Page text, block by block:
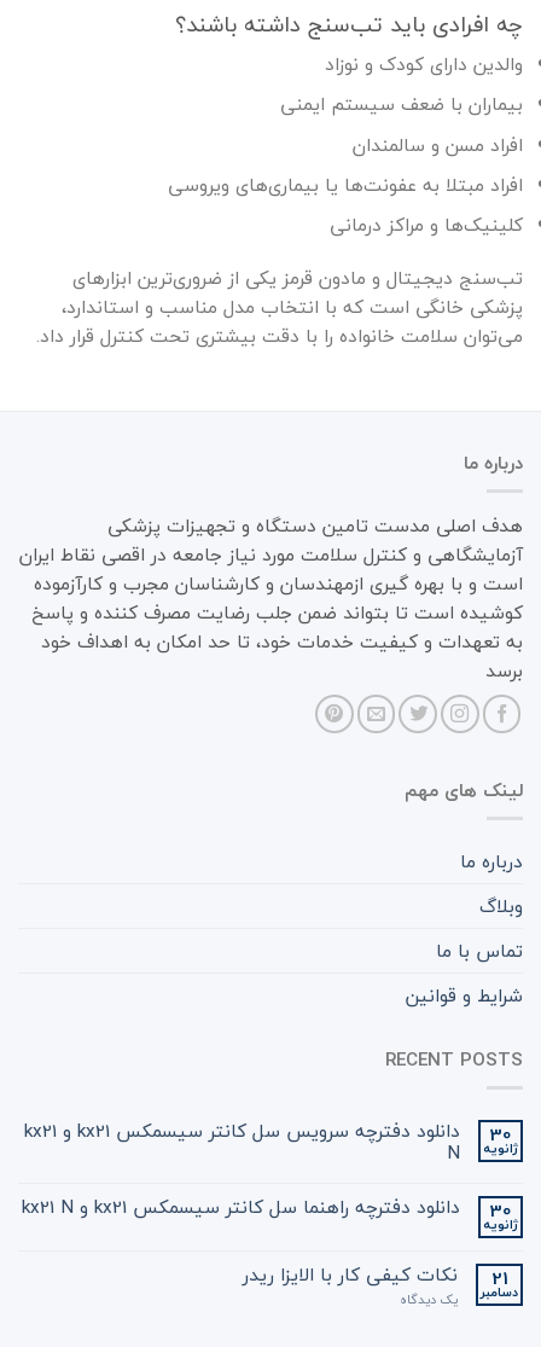
چه افرادی باید تب‌سنج داشته باشند؟
والدین دارای کودک و نوزاد
بیماران با ضعف سیستم ایمنی
افراد مسن و سالمندان
افراد مبتلا به عفونت‌ها یا بیماری‌های ویروسی
کلینیک‌ها و مراکز درمانی
تب‌سنج دیجیتال و مادون قرمز یکی از ضروری‌ترین ابزارهای
پزشکی خانگی است که با انتخاب مدل مناسب و استاندارد،
می‌توان سلامت خانواده را با دقت بیشتری تحت کنترل قرار داد.
درباره ما
هدف اصلی مدست تامین دستگاه و تجهیزات پزشکی
آزمایشگاهی و کنترل سلامت مورد نیاز جامعه در اقصی نقاط ایران
است و با بهره گیری ازمهندسان و کارشناسان مجرب و کارآزموده
کوشیده است تا بتواند ضمن جلب رضایت مصرف کننده و پاسخ
به تعهدات و کیفیت خدمات خود، تا حد امکان به اهداف خود
برسد
لینک های مهم
درباره ما
وبلاگ
تماس با ما
شرایط و قوانین
RECENT POSTS
30
ژانویه
دانلود دفترچه سرویس سل کانتر سیسمکس kx21 و kx21
N
30
ژانویه
دانلود دفترچه راهنما سل کانتر سیسمکس kx21 و kx21 N
21
دسامبر
نکات کیفی کار با الایزا ریدر
یک دیدگاه